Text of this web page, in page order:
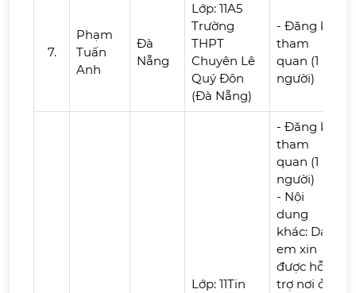
7.
Phạm
Tuấn
Anh
Đà
Nẵng
Lớp: 11A5
Trường
THPT
Chuyên Lê
Quý Đôn
(Đà Nẵng)
- Đăng ký
tham
quan (1
người)
Lớp: 11Tin
- Đăng ký
tham
quan (1
người)
- Nội
dung
khác: Dạ
em xin
được hỗ
trợ nơi ở